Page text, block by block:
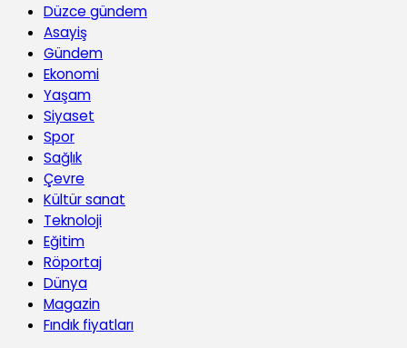
Düzce gündem
Asayiş
Gündem
Ekonomi
Yaşam
Siyaset
Spor
Sağlık
Çevre
Kültür sanat
Teknoloji
Eğitim
Röportaj
Dünya
Magazin
Fındık fiyatları